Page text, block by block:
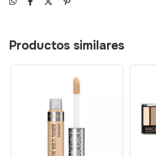
Productos similares